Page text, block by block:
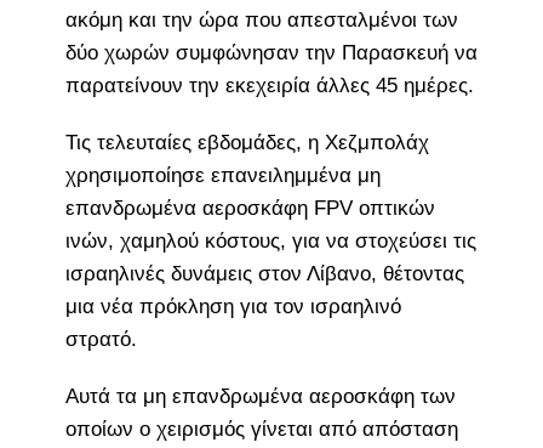
ακόμη και την ώρα που απεσταλμένοι των
δύο χωρών συμφώνησαν την Παρασκευή να
παρατείνουν την εκεχειρία άλλες 45 ημέρες.
Τις τελευταίες εβδομάδες, η Χεζμπολάχ
χρησιμοποίησε επανειλημμένα μη
επανδρωμένα αεροσκάφη FPV οπτικών
ινών, χαμηλού κόστους, για να στοχεύσει τις
ισραηλινές δυνάμεις στον Λίβανο, θέτοντας
μια νέα πρόκληση για τον ισραηλινό
στρατό.
Αυτά τα μη επανδρωμένα αεροσκάφη των
οποίων ο χειρισμός γίνεται από απόσταση